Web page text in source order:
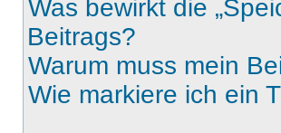
Was bewirkt die
Beitrags?
Warum muss mein
Wie markiere ich ein